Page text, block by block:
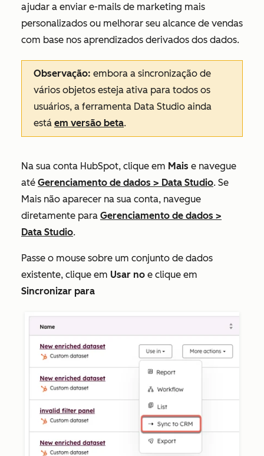
ajudar a enviar e-mails de marketing mais
personalizados ou melhorar seu alcance de vendas
com base nos aprendizados derivados dos dados.
Observação: embora a sincronização de
vários objetos esteja ativa para todos os
usuários, a ferramenta Data Studio ainda
está em versão beta.
Na sua conta HubSpot, clique em Mais e navegue
até Gerenciamento de dados > Data Studio. Se
Mais não aparecer na sua conta, navegue
diretamente para Gerenciamento de dados >
Data Studio.
Passe o mouse sobre um conjunto de dados
existente, clique em Usar no e clique em
Sincronizar para